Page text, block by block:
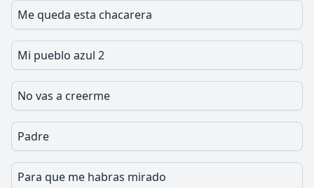
Me queda esta chacarera
Mi pueblo azul 2
No vas a creerme
Padre
Para que me habras mirado